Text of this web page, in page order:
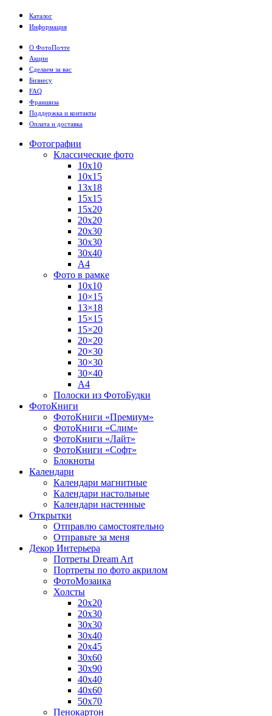
Каталог
Информация
О ФотоПочте
Акции
Сделаем за вас
Бизнесу
FAQ
Франшиза
Поддержка и контакты
Оплата и доставка
Фотографии
Классические фото
10х10
10х15
13х18
15х15
15х20
20х20
20х30
30х30
30х40
А4
Фото в рамке
10х10
10×15
13×18
15×15
15×20
20×20
20×30
30×30
30×40
A4
Полоски из ФотоБудки
ФотоКниги
ФотоКниги «Премиум»
ФотоКниги «Слим»
ФотоКниги «Лайт»
ФотоКниги «Софт»
Блокноты
Календари
Календари магнитные
Календари настольные
Календари настенные
Открытки
Отправлю самостоятельно
Отправьте за меня
Декор Интерьера
Потреты Dream Art
Портреты по фото акрилом
ФотоМозаика
Холсты
20х20
20х30
30х30
30х40
20х45
30х60
30х90
40х40
40х60
50х70
Пенокартон